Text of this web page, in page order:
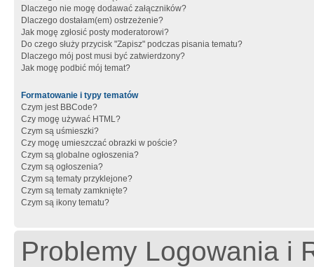
Dlaczego nie mogę dodawać załączników?
Dlaczego dostałam(em) ostrzeżenie?
Jak mogę zgłosić posty moderatorowi?
Do czego służy przycisk "Zapisz" podczas pisania tematu?
Dlaczego mój post musi być zatwierdzony?
Jak mogę podbić mój temat?
Formatowanie i typy tematów
Czym jest BBCode?
Czy mogę używać HTML?
Czym są uśmieszki?
Czy mogę umieszczać obrazki w poście?
Czym są globalne ogłoszenia?
Czym są ogłoszenia?
Czym są tematy przyklejone?
Czym są tematy zamknięte?
Czym są ikony tematu?
Problemy Logowania i